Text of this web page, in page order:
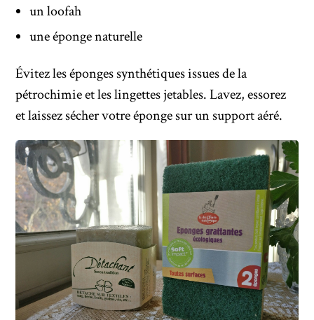
un loofah
une éponge naturelle
Évitez les éponges synthétiques issues de la
pétrochimie et les lingettes jetables. Lavez, essorez
et laissez sécher votre éponge sur un support aéré.